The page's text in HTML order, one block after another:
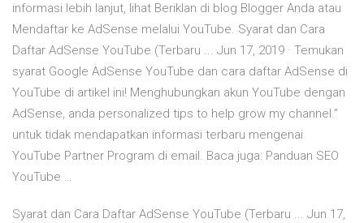
informasi lebih lanjut, lihat Beriklan di blog Blogger Anda atau
Mendaftar ke AdSense melalui YouTube. Syarat dan Cara
Daftar AdSense YouTube (Terbaru ... Jun 17, 2019 · Temukan
syarat Google AdSense YouTube dan cara daftar AdSense di
YouTube di artikel ini! Menghubungkan akun YouTube dengan
AdSense, anda personalized tips to help grow my channel.”
untuk tidak mendapatkan informasi terbaru mengenai
YouTube Partner Program di email. Baca juga: Panduan SEO
YouTube …
Syarat dan Cara Daftar AdSense YouTube (Terbaru ... Jun 17,